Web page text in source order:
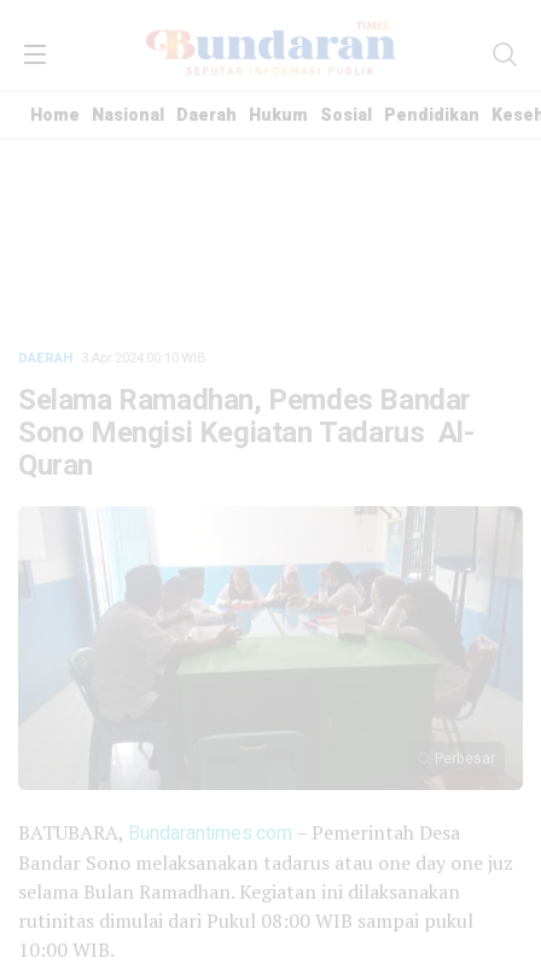
Home Nasional Daerah Hukum Sosial Pendidikan
DAERAH · 3 Apr 2024 00:10WIB
Selama Ramadhan, Pemdes Bandar
Sono Mengisi Kegiatan Tadarus Al-
Quran
Perbesar
BATUBARA, Bundarantimes.com – Pemerintah Desa
Bandar Sono melaksanakan tadarus atau one day one juz
selama Bulan Ramadhan. Kegiatan ini dilaksanakan
rutinitas dimulai dari Pukul 08:00 WIB sampai pukul
10:00 WIB.